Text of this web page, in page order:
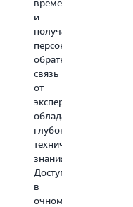
времени
и
получайте
персонализированную
обратную
связь
от
экспертов,
обладающих
глубокими
техническими
знаниями.
Доступно
в
очном